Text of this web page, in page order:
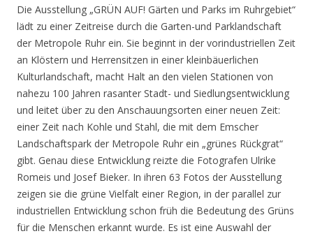
Die Ausstellung „GRÜN AUF! Gärten und Parks im Ruhrgebiet“
lädt zu einer Zeitreise durch die Garten-und Parklandschaft
der Metropole Ruhr ein. Sie beginnt in der vorindustriellen Zeit
an Klöstern und Herrensitzen in einer kleinbäuerlichen
Kulturlandschaft, macht Halt an den vielen Stationen von
nahezu 100 Jahren rasanter Stadt- und Siedlungsentwicklung
und leitet über zu den Anschauungsorten einer neuen Zeit:
einer Zeit nach Kohle und Stahl, die mit dem Emscher
Landschaftspark der Metropole Ruhr ein „grünes Rückgrat“
gibt. Genau diese Entwicklung reizte die Fotografen Ulrike
Romeis und Josef Bieker. In ihren 63 Fotos der Ausstellung
zeigen sie die grüne Vielfalt einer Region, in der parallel zur
industriellen Entwicklung schon früh die Bedeutung des Grüns
für die Menschen erkannt wurde. Es ist eine Auswahl der